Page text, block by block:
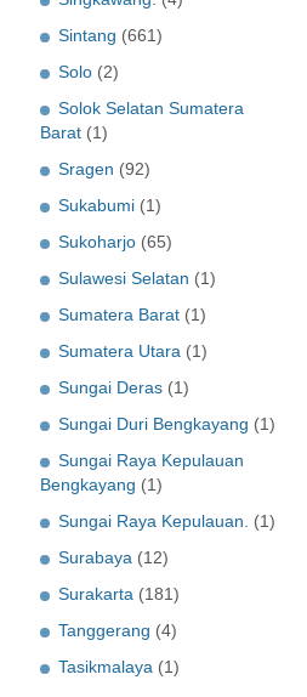
Sintang (661)
Solo (2)
Solok Selatan Sumatera
Barat (1)
Sragen (92)
Sukabumi (1)
Sukoharjo (65)
Sulawesi Selatan (1)
Sumatera Barat (1)
Sumatera Utara (1)
Sungai Deras (1)
Sungai Duri Bengkayang (1)
Sungai Raya Kepulauan
Bengkayang (1)
Sungai Raya Kepulauan. (1)
Surabaya (12)
Surakarta (181)
Tanggerang (4)
Tasikmalaya (1)